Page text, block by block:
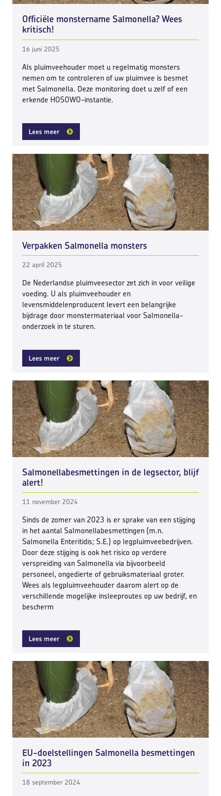
Officiële monstername Salmonella? Wees
kritisch!
16 juni 2025
Als pluimveehouder moet u regelmatig monsters
nemen om te controleren of uw pluimvee is besmet
met Salmonella. Deze monitoring doet u zelf of een
erkende HOSOWO-instantie.
Lees meer
Verpakken Salmonella monsters
22 april 2025
De Nederlandse pluimveesector zet zich in voor veilige
voeding. U als pluimveehouder en
levensmiddelenproducent levert een belangrijke
bijdrage door monstermateriaal voor Salmonella-
onderzoek in te sturen.
Lees meer
Salmonellabesmettingen in de legsector, blijf
alert!
11 november 2024
Sinds de zomer van 2023 is er sprake van een stijging
in het aantal Salmonellabesmettingen (m.n.
Salmonella Enteritidis; S.E.) op legpluimveebedrijven.
Door deze stijging is ook het risico op verdere
verspreiding van Salmonella via bijvoorbeeld
personeel, ongedierte of gebruiksmateriaal groter.
Wees als legpluimveehouder daarom alert op de
verschillende mogelijke insleeproutes op uw bedrijf, en
bescherm
Lees meer
EU-doelstellingen Salmonella besmettingen
in 2023
18 september 2024